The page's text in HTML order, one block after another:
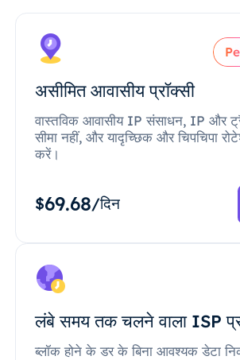
असीमित आवासीय प्रॉक्सी
वास्तविक आवासीय IP संसाधन, IP और
सीमा नहीं, और यादृच्छिक और चिपचिपा
करें।
$69.68/दिन
लंबे समय तक चलने वाला ISP
ब्लॉक होने के डर के बिना आवश्यक डेटा